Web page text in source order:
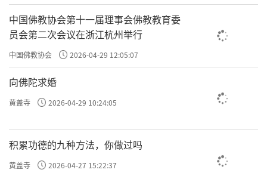
中国佛教协会第十一届理事会佛教教育委
员会第二次会议在浙江杭州举行
中国佛教协会 2026-04-29 12:05:07
向佛陀求婚
黄盖寺 2026-04-29 10:24:05
积累功德的九种方法，你做过吗
黄盖寺 2026-04-27 15:22:37